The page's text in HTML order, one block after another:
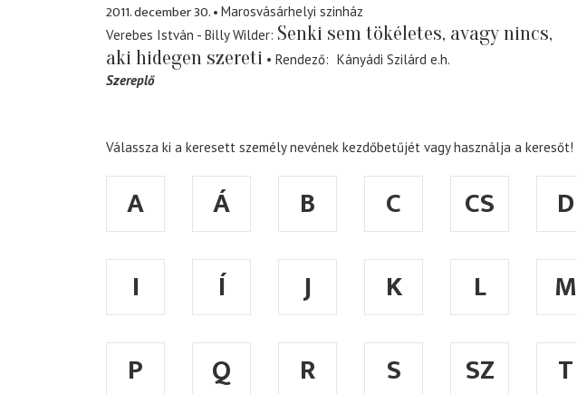
2011. december 30.
Marosvásárhelyi szinház
Verebes István - Billy Wilder Senki sem tökéletes, avagy nincs,
aki hidegen szereti
Rendező Kányádi Szilárd e.h.
Szereplő
Válassza ki a keresett személy nevének kezdőbetűjét vagy használja a keresőt!
A Á B C CS D
I
Í J K L M
P
Q R S SZ T